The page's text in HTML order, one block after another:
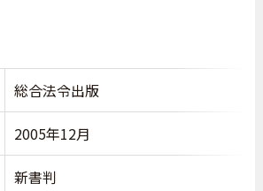
総合法令出版
2005年12月
新書判